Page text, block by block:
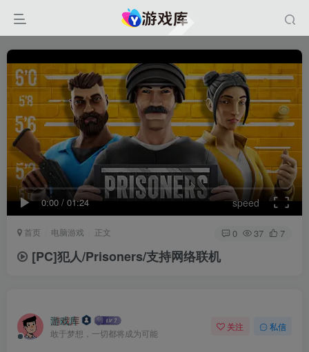
0:00 / 01:24 speed
首页 电脑游戏 正文 0 37 7
[PC]犯人/Prisoners/支持网络联机
游戏库
敢于梦想，一切都将成为可能
关注 私信